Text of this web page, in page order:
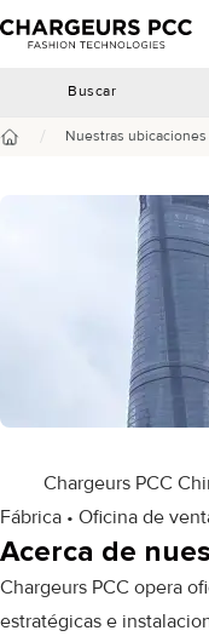
Chargeurs PCC
Buscar
/ Nuestras ubicaciones
Chargeurs PCC
Fábrica • Oficina de
Acerca de
Chargeurs PCC opera
estratégicas e